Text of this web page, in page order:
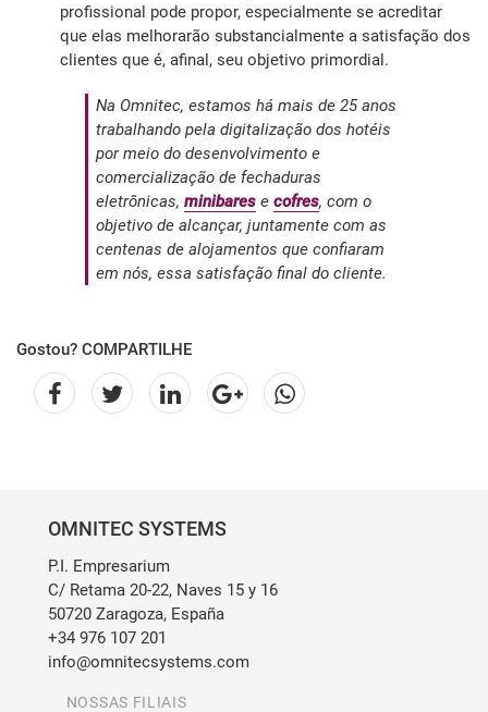
profissional pode propor, especialmente se acreditar
que elas melhorarão substancialmente a satisfação dos
clientes que é, afinal, seu objetivo primordial.
Na Omnitec, estamos há mais de 25 anos
trabalhando pela digitalização dos hotéis
por meio do desenvolvimento e
comercialização de fechaduras
eletrônicas, minibarese cofres, com o
objetivo de alcançar, juntamente com as
centenas de alojamentos que confiaram
em nós, essa satisfação final do cliente.
Gostou? COMPARTILHE
OMNITEC SYSTEMS
P.I. Empresarium
C/ Retama 20-22, Naves 15 y 16
50720 Zaragoza, España
+34 976 107 201
info@omnitecsystems.com
NOSSAS FILIAIS